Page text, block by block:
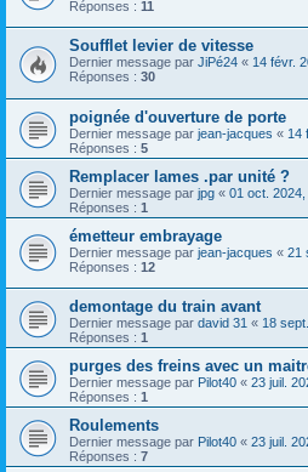
Réponses : 11
Soufflet levier de vitesse
Dernier message par JiPé24 « 14 févr.
Réponses : 30
poignée d'ouverture de porte
Dernier message par jean-jacques « 14
Réponses : 5
Remplacer lames .par unité ?
Dernier message par jpg « 01 oct. 2024,
Réponses : 1
émetteur embrayage
Dernier message par jean-jacques « 21
Réponses : 12
demontage du train avant
Dernier message par david 31 « 18
Réponses : 1
purges des freins avec un
Dernier message par Pilot40 « 23 juil.
Réponses : 1
Roulements
Dernier message par Pilot40 « 23 juil.
Réponses : 7